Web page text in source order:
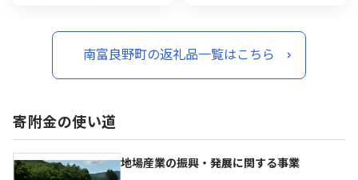
南富良野町の返礼品一覧はこちら
寄附金の使い道
地場産業の振興・発展に関する事業